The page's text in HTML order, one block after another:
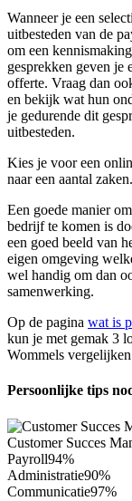
Wanneer je een
uitbesteden van de
om een
gesprekken geven je
offerte. Vraag dan
en bekijk wat hun
je gedurende dit
uitbesteden.
Kies je voor een
naar een aantal zaken.
Een goede manier
bedrijf te komen is
een goed beeld van
eigen omgeving
wel handig om dan
samenwerking.
Op de pagina wat is
kun je met gemak 3
Wommels
Persoonlijke tips
Customer Succes
Payroll94%
Administratie90%
Communicatie97%